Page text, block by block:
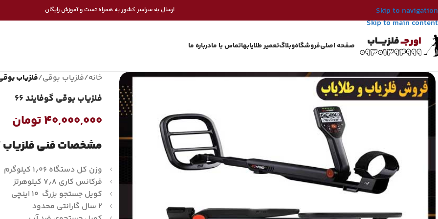
Skip to navigation
Skip to main content
ارسال به سراسر کشور به همراه تست و آموزش رایگان
صفحه اصلیفروشگاهوبلاگتعمیر طلایابهاتماس با مادرباره ما
خانه/فلزیاب بوقی/فلزیاب بوقی
فلزیاب بوقی گوفایند 66
۴۰,۰۰۰,۰۰۰تومان
مشخصات فنی فلزیاب
وزن کل دستگاه ۱٫۰۶ کیلوگرم
فرکانس کاری ۷٫۸ کیلوهرتز
کویل جستجو بزرگ ۱۰ اینچی
۲ سال گارانتی محدود